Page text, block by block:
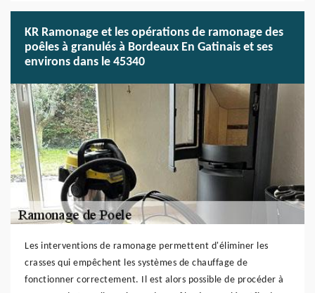
KR Ramonage et les opérations de ramonage des
poêles à granulés à Bordeaux En Gatinais et ses
environs dans le 45340
Les interventions de ramonage permettent d'éliminer les
crasses qui empêchent les systèmes de chauffage de
fonctionner correctement. Il est alors possible de procéder à